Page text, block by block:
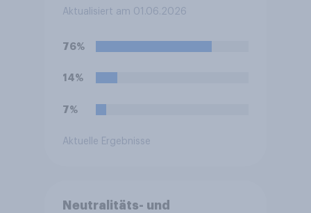
der Fußball-
exklusiv. Nutzen Sie zum
Schauen der WM-Partien ein
kostenpflichtiges
der Deutschen Telekom?
Aktualisiert am 01.06.2026
76%
14%
7%
Aktuelle Ergebnisse
Neutralitäts- und